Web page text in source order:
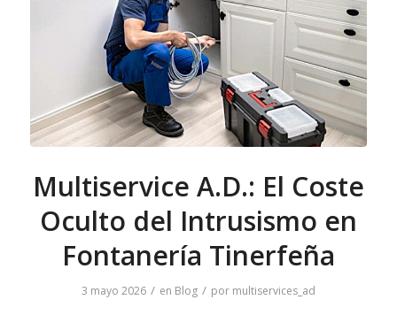
Multiservice A.D.: El Coste
Oculto del Intrusismo en
Fontanería Tinerfeña
3 mayo 2026 / en Blog / por multiservices_ad